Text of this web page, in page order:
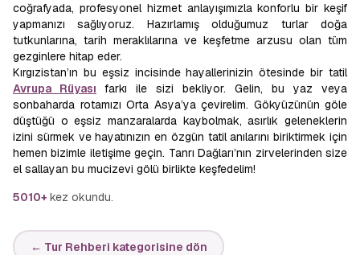
coğrafyada, profesyonel hizmet anlayışımızla konforlu bir keşif
yapmanızı sağlıyoruz. Hazırlamış olduğumuz turlar doğa
tutkunlarına, tarih meraklılarına ve keşfetme arzusu olan tüm
gezginlere hitap eder.
Kırgızistan’ın bu eşsiz incisinde hayallerinizin ötesinde bir tatil
Avrupa Rüyası
farkı ile sizi bekliyor. Gelin, bu yaz veya
sonbaharda rotamızı Orta Asya’ya çevirelim. Gökyüzünün göle
düştüğü o eşsiz manzaralarda kaybolmak, asırlık geleneklerin
izini sürmek ve hayatınızın en özgün tatil anılarını biriktirmek için
hemen bizimle iletişime geçin. Tanrı Dağları’nın zirvelerinden size
el sallayan bu mucizevi gölü birlikte keşfedelim!
5010+ kez okundu.
← Tur Rehberi kategorisine dön